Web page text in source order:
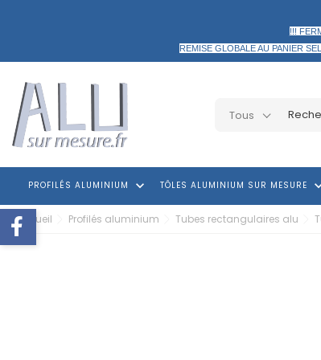
!!!
REMISE GLOBALE AU PANIER
Tous
PROFILÉS ALUMINIUM keyboard_arrow_down TÔLES ALUMINIUM SUR MESURE
Accueil Profilés aluminium Tubes rectangulaires alu